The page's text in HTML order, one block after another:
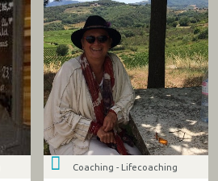
Coaching - Lifecoaching